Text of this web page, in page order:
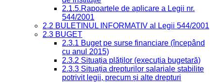
2.1.5.Rapoartele de aplicare a Legii nr.
544/2001
2.2 BULETINUL INFORMATIV al Legii 544/2001
2.3 BUGET
2.3.1 Buget pe surse financiare (începând
cu anul 2015)
2.3.2 Situația plăților (execuția bugetară)
2.3.3 Situația drepturilor salariale stabilite
potrivit legii, precum și alte drepturi